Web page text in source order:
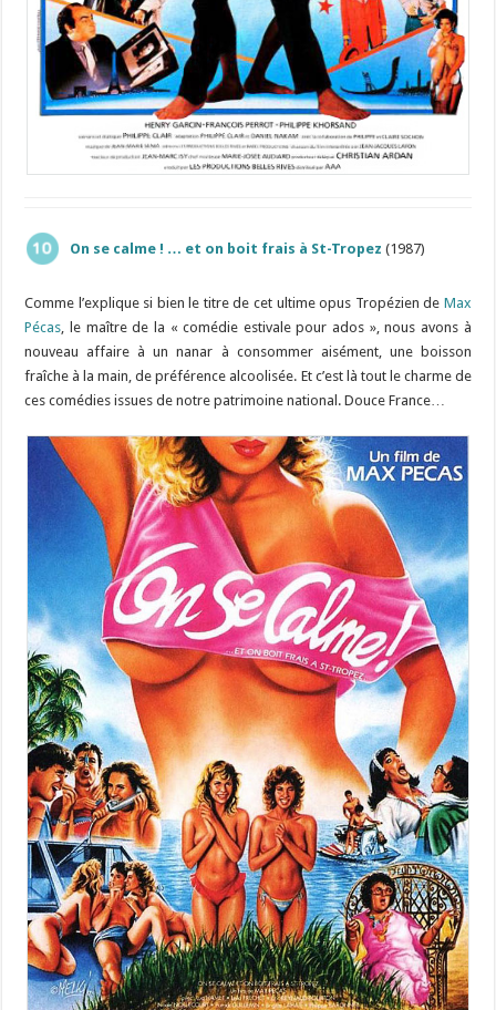
On se calme ! … et on boit frais à St-Tropez (1987)
Comme l’explique si bien le titre de cet ultime opus Tropézien de Max
Pécas , le maître de la « comédie estivale pour ados », nous avons à
nouveau affaire à un nanar à consommer aisément, une boisson
fraîche à la main, de préférence alcoolisée. Et c’est là tout le charme de
ces comédies issues de notre patrimoine national. Douce France…